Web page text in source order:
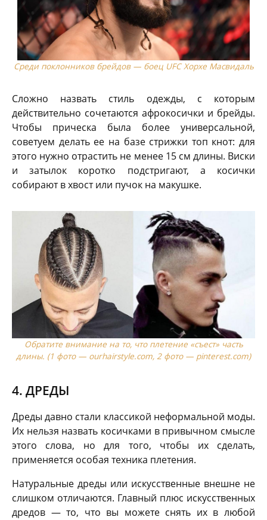
Среди поклонников брейдов — боец UFC Хорхе Масвидаль
Сложно назвать стиль одежды, с которым
действительно сочетаются афрокосички и брейды.
Чтобы прическа была более универсальной,
советуем делать ее на базе стрижки топ кнот: для
этого нужно отрастить не менее 15 см длины. Виски
и затылок коротко подстригают, а косички
собирают в хвост или пучок на макушке.
Обратите внимание на то, что плетение «съест» часть
длины. (1 фото — ourhairstyle.com, 2 фото — pinterest.com)
4. ДРЕДЫ
Дреды давно стали классикой неформальной моды.
Их нельзя назвать косичками в привычном смысле
этого слова, но для того, чтобы их сделать,
применяется особая техника плетения.
Натуральные дреды или искусственные внешне не
слишком отличаются. Главный плюс искусственных
дредов — то, что вы можете снять их в любой